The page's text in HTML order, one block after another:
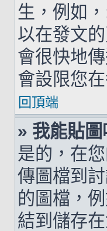
生，例如
以在發文
會很快地
會設限您
回頂端
» 我能貼圖
是的，在
傳圖檔到
的圖檔，
結到儲存